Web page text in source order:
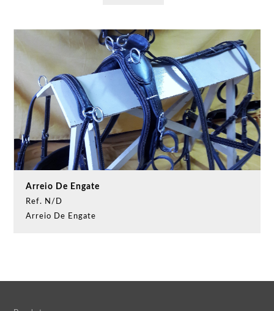
Arreio De Engate
Ref. N/D
Arreio De Engate